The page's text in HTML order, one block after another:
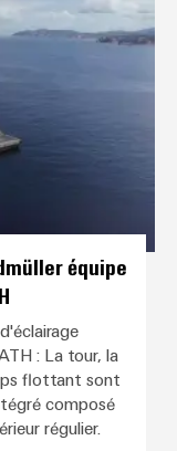
de l'avenir :
équipe
: La tour, la
flottant sont
composé
régulier.